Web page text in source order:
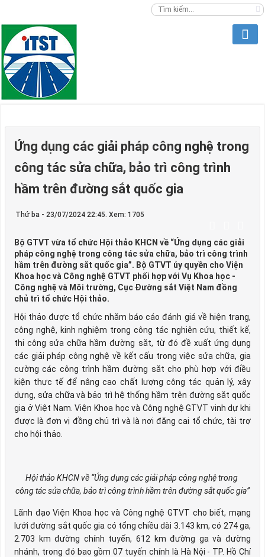
Ứng dụng các giải pháp công nghệ trong
công tác sửa chữa, bảo trì công trình
hầm trên đường sắt quốc gia
Thứ ba - 23/07/2024 22:45. Xem: 1705
Bộ GTVT vừa tổ chức Hội thảo KHCN về “Ứng dụng các giải
pháp công nghệ trong công tác sửa chữa, bảo trì công trình
hầm trên đường sắt quốc gia”. Bộ GTVT ủy quyền cho Viện
Khoa học và Công nghệ GTVT phối hợp với Vụ Khoa học -
Công nghệ và Môi trường, Cục Đường sắt Việt Nam đồng
chủ trì tổ chức Hội thảo.
Hội thảo được tổ chức nhằm báo cáo đánh giá về hiện trạng,
công nghệ, kinh nghiệm trong công tác nghiên cứu, thiết kế,
thi công sửa chữa hầm đường sắt, từ đó đề xuất ứng dụng
các giải pháp công nghệ về kết cấu trong việc sửa chữa, gia
cường các công trình hầm đường sắt cho phù hợp với điều
kiện thực tế để nâng cao chất lượng công tác quản lý, xây
dựng, sửa chữa và bảo trì hệ thống hầm trên đường sắt quốc
gia ở Việt Nam. Viện Khoa học và Công nghệ GTVT vinh dự khi
được là đơn vị đồng chủ trì và là nơi đăng cai tổ chức, tài trợ
cho hội thảo.
Hội thảo KHCN về “Ứng dụng các giải pháp công nghệ trong
công tác sửa chữa, bảo trì công trình hầm trên đường sắt quốc gia”
Lãnh đạo Viện Khoa học và Công nghệ GTVT cho biết, mạng
lưới đường sắt quốc gia có tổng chiều dài 3.143 km, có 274 ga,
2.703 km đường chính tuyến, 612 km đường ga và đường
nhánh, trong đó bao gồm 07 tuyến chính là Hà Nội - TP. Hồ Chí